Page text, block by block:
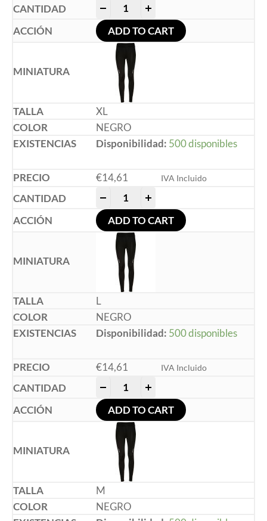
ADD TO CART
XL
NEGRO
Disponibilidad: 500 disponibles
€14,61 IVA Incluido
ADD TO CART
L
NEGRO
Disponibilidad: 500 disponibles
€14,61 IVA Incluido
ADD TO CART
M
NEGRO